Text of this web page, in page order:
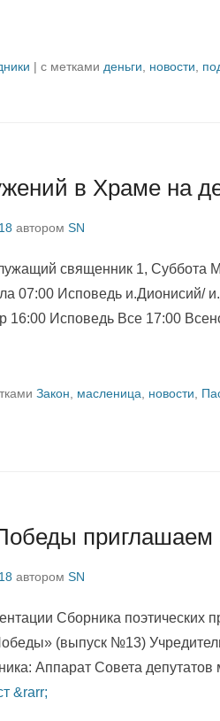
| с метками деньги новости
в Храме на
автором SN
священник 1, Суббота
07:00 Исповедь и.Дионисий/
16:00 Исповедь Все 17:00
Закон масленица новости
приглашаем
автором SN
Сборника поэтических
(выпуск №13)
Аппарат Совета депутатов
&rarr;